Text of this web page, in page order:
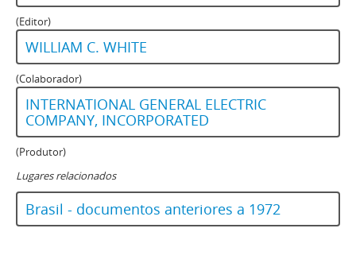
(Editor)
WILLIAM C. WHITE
(Colaborador)
INTERNATIONAL GENERAL ELECTRIC
COMPANY, INCORPORATED
(Produtor)
Lugares relacionados
Brasil - documentos anteriores a 1972